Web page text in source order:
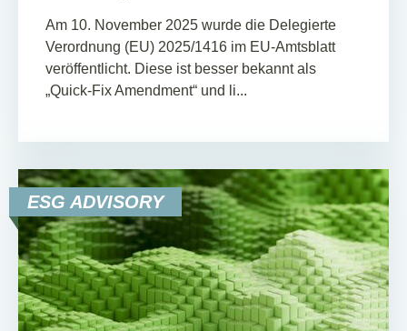
Am 10. November 2025 wurde die Delegierte
Verordnung (EU) 2025/1416 im EU-Amtsblatt
veröffentlicht. Diese ist besser bekannt als
„Quick-Fix Amendment“ und li...
ESG ADVISORY